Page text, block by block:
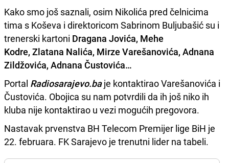
Kako smo još saznali, osim Nikolića pred čelnicima
tima s Koševa i direktoricom Sabrinom Buljubašić su i
trenerski kartoni Dragana Jovića, Mehe
Kodre, Zlatana Nalića, Mirze Varešanovića, Adnana
Zildžovića, Adnana Čustovića…
Portal Radiosarajevo.baje kontaktirao Varešanovića i
Čustovića. Obojica su nam potvrdili da ih još niko ih
kluba nije kontaktirao u vezi mogućih pregovora.
Nastavak prvenstva BH Telecom Premijer lige BiH je
22. februara. FK Sarajevo je trenutni lider na tabeli.